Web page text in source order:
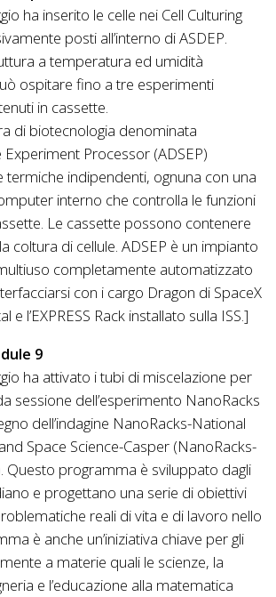
ha inserito le celle nei Cell Culturing
posti all’interno di ASDEP.
a temperatura ed umidità
ospitare fino a tre esperimenti
in cassette.
di biotecnologia denominata
Processor (ADSEP)
termiche indipendenti, ognuna con una
interno che controlla le funzioni
Le cassette possono contenere
coltura di cellule. ADSEP è un impianto
completamente automatizzato
con i cargo Dragon di SpaceX
e l’EXPRESS Rack installato sulla ISS.]
9
ha attivato i tubi di miscelazione per
sessione dell’esperimento NanoRacks
dell’indagine NanoRacks-National
Space Science-Casper (NanoRacks-
Questo programma è sviluppato dagli
e progettano una serie di obiettivi
reali di vita e di lavoro nello
è anche un’iniziativa chiave per gli
a materie quali le scienze, la
e l’educazione alla matematica